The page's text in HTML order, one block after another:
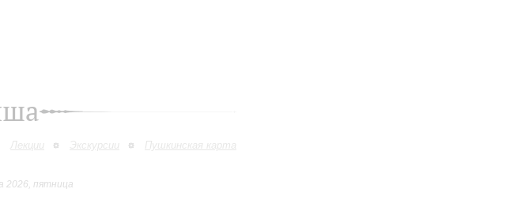
Лекции Экскурсии Пушкинская карта
2026, пятница